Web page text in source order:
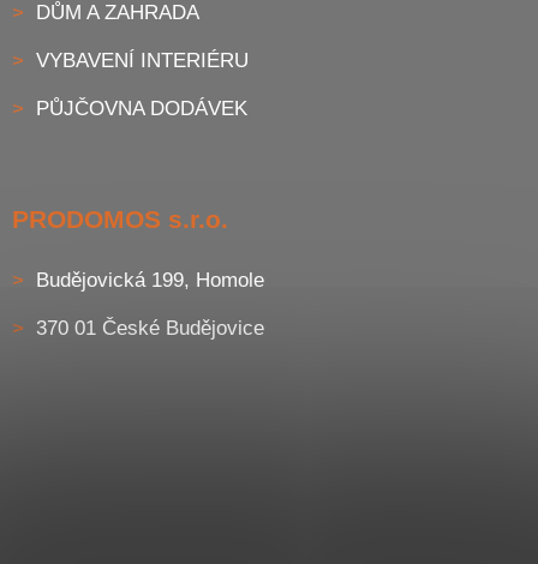
DŮM A ZAHRADA
VYBAVENÍ INTERIÉRU
PŮJČOVNA DODÁVEK
PRODOMOS s.r.o.
Budějovická 199, Homole
370 01 České Budějovice